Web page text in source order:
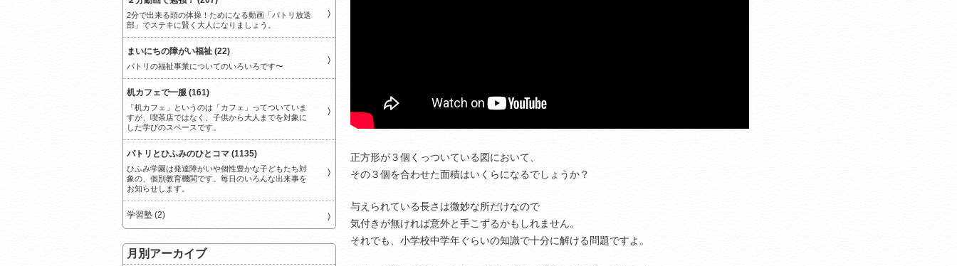
正方形が３個くっついている図において、
その３個を合わせた面積はいくらになるでしょうか？
与えられている長さは微妙な所だけなので
気付きが無ければ意外と手こずるかもしれません。
それでも、小学校中学年ぐらいの知識で十分に解ける問題ですよ。
2分で出来る頭の体操！ためになる動画「パトリ放送
部」でステキに賢く大人になりましょう。
まいにちの障がい福祉 (22)
パトリの福祉事業についてのいろいろです〜
机カフェで一服 (161)
「机カフェ」というのは「カフェ」ってついていま
すが、喫茶店ではなく、子供から大人までを対象に
した学びのスペースです。
パトリとひふみのひとコマ (1135)
ひふみ学園は発達障がいや個性豊かな子どもたち対
象の、個別教育機関です。毎日のいろんな出来事を
お知らせします。
学習塾 (2)
月別アーカイブ